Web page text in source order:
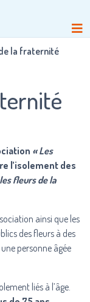
la fraternité
« Les
l’isolement des
fleurs de la
ainsi que les
des fleurs à des
personne âgée
liés à l’âge.